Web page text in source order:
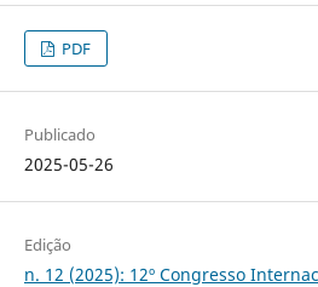
PDF
Publicado
2025-05-26
Edição
n. 12 (2025): 12º Congresso